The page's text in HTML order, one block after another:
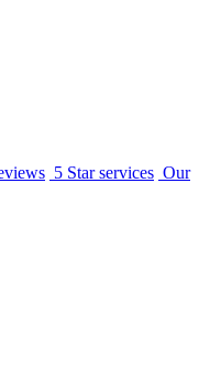
5 Star services Our